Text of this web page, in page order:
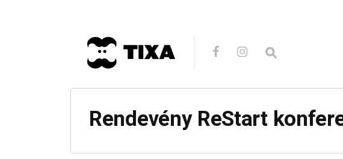
Rendevény ReStart